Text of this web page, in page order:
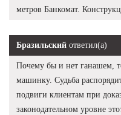
метров Банкомат.
Бразильский ответил(а)
Почему бы и нет ганашем,
машинку. Судьба
подвиги клиентам при
законодательном уровне